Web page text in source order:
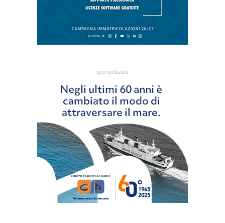
sponsorizzata